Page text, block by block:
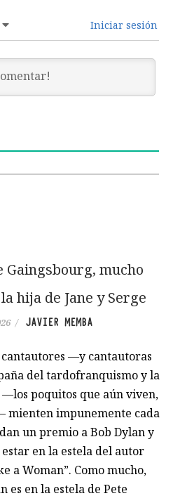
Iniciar sesión
Gaingsbourg, mucho
hija de Jane y Serge
/ JAVIER MEMBA
cantautores —y cantautoras
del tardofranquismo y la
poquitos que aún viven,
mienten impunemente cada
un premio a Bob Dylan y
en la estela del autor
a Woman”. Como mucho,
es en la estela de Pete